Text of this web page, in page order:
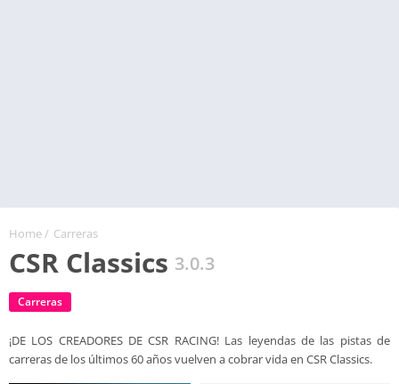
Home/ Carreras
CSR Classics 3.0.3
Carreras
¡DE LOS CREADORES DE CSR RACING! Las leyendas de las pistas de
carreras de los últimos 60 años vuelven a cobrar vida en CSR Classics.